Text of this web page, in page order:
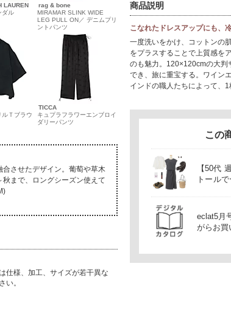
LAUREN
ダル
rag & bone
MIRAMAR SLINK WIDE
LEG PULL ON／ デニムプリ
ントパンツ
ルＴブラウ
TICCA
キュプラフラワーエンブロイ
ダリーパンツ
合させたデザイン。葡萄や草木
まで、ロングシーズン使えて
仕様、加工、サイズが若干異な
い。
商品説明
こなれたドレスアップにも、
一度洗いをかけ、コットンの
をプラスすることで上質感を
のも魅力。120×120cmの大判
でき、旅に重宝する。ワイン
インドの職人たちによって、
この
【50代
トール
eclat5月
がらお買